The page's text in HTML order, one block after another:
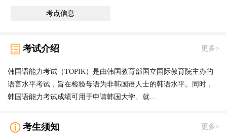
考点信息
考试介绍 更多>
韩国语能力考试（TOPIK）是由韩国教育部国立国际教育院主办的
语言水平考试，旨在检验母语为非韩国语人士的韩语水平。同时，
韩国语能力考试成绩可用于申请韩国大学、就…
考生须知 更多>